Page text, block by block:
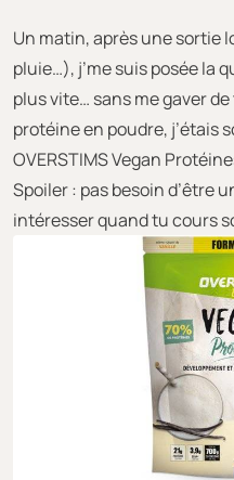
Un matin, après une sortie
pluie…), j’me suis posée la
plus vite… sans me gaver
protéine en poudre, j’étais
OVERSTIMS Vegan
Spoiler : pas besoin d’être
intéresser quand tu cours